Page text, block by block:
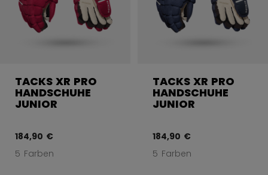
TACKS XR PRO
HANDSCHUHE
JUNIOR
184,90 €
5 Farben
TACKS XR PRO
HANDSCHUHE
JUNIOR
184,90 €
5 Farben